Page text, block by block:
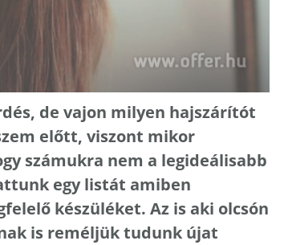
de vajon milyen hajszárítót
előtt, viszont mikor
számukra nem a legideálisabb
egy listát amiben
készüléket. Az is aki olcsón
is reméljük tudunk újat